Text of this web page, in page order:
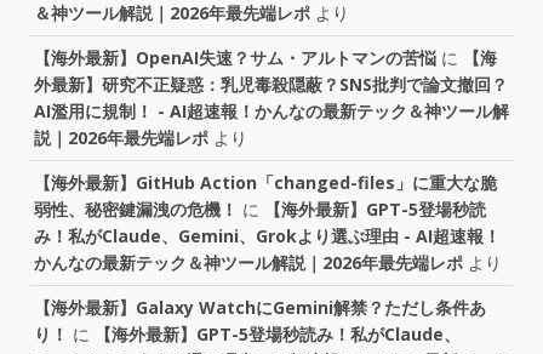
＆神ツール解説｜2026年最先端レポ より
【海外最新】OpenAI失速？サム・アルトマンの苦悩 に
【海
外最新】研究不正疑惑：乳児毒殺隠蔽？SNS批判で論文撤回？
AI濫用に規制！ - AI超速報！かんなの最新テック＆神ツール解
説｜2026年最先端レポ より
【海外最新】GitHub Action「changed-files」に重大な脆
弱性、秘密鍵漏洩の危機！ に
【海外最新】GPT-5登場秒読
み！私がClaude、Gemini、Grokより選ぶ理由 - AI超速報！
かんなの最新テック＆神ツール解説｜2026年最先端レポ より
【海外最新】Galaxy WatchにGemini解禁？ただし条件あ
り！ に
【海外最新】GPT-5登場秒読み！私がClaude、